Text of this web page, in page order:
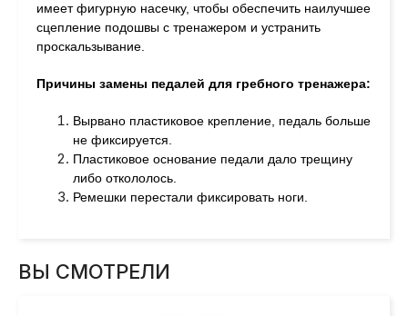
имеет фигурную насечку, чтобы обеспечить наилучшее
сцепление подошвы с тренажером и устранить
проскальзывание.
Причины замены педалей для гребного тренажера:
Вырвано пластиковое крепление, педаль больше
не фиксируется.
Пластиковое основание педали дало трещину
либо откололось.
Ремешки перестали фиксировать ноги.
ВЫ СМОТРЕЛИ